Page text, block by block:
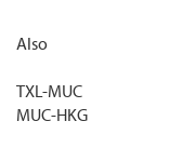
Also
TXL-MUC
MUC-HKG